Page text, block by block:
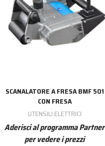
SCANALATORE A FRESA BMF 501
CON FRESA
UTENSILI ELETTRICI
Aderisci al programma Partner
per vedere i prezzi